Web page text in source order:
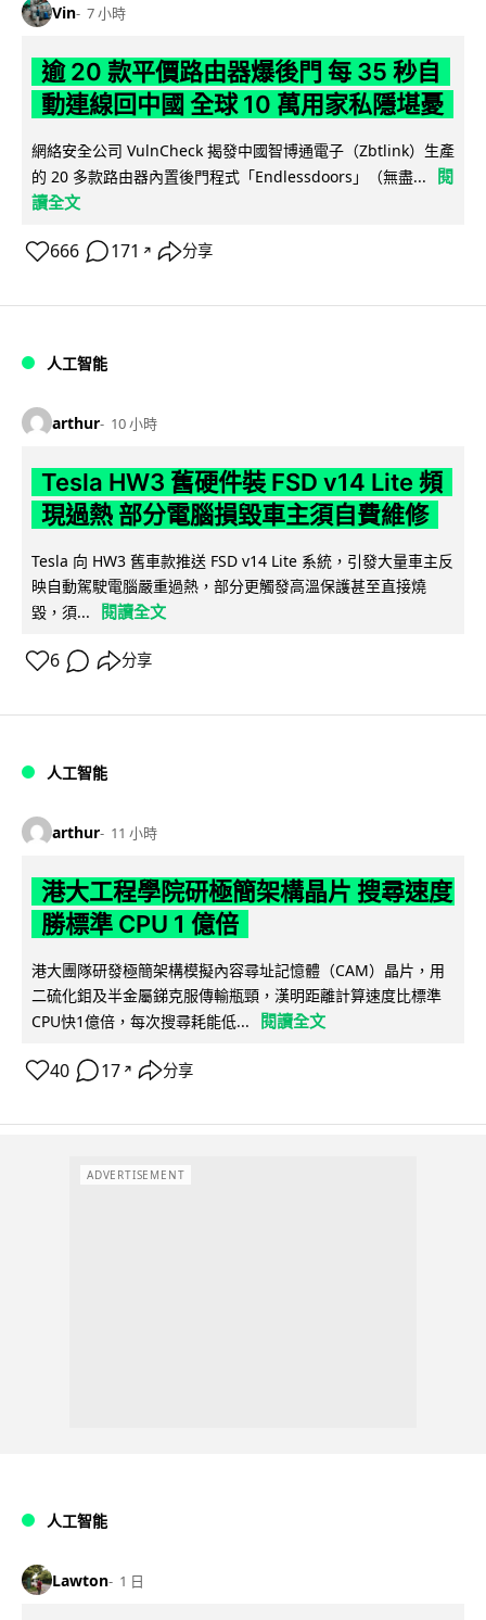
Vin 7 小時
逾 20 款平價路由器爆後門 每 35 秒自
動連線回中國 全球 10 萬用家私隱堪憂
網絡安全公司 VulnCheck 揭發中國智博通電子（Zbtlink）生產
的 20 多款路由器內置後門程式「Endlessdoors」（無盡...
閱
讀全文
666 171 ↗ 分享
人工智能
arthur 10 小時
Tesla HW3 舊硬件裝 FSD v14 Lite 頻
現過熱 部分電腦損毀車主須自費維修
Tesla 向 HW3 舊車款推送 FSD v14 Lite 系統，引發大量車主反
映自動駕駛電腦嚴重過熱，部分更觸發高溫保護甚至直接燒
毀，須...
閱讀全文
6 分享
人工智能
arthur 11 小時
港大工程學院研極簡架構晶片 搜尋速度
勝標準 CPU 1 億倍
港大團隊研發極簡架構模擬內容尋址記憶體（CAM）晶片，用
二硫化鉬及半金屬銻克服傳輸瓶頸，漢明距離計算速度比標準
CPU快1億倍，每次搜尋耗能低...
閱讀全文
40 17 ↗ 分享
ADVERTISEMENT
人工智能
Lawton 1 日